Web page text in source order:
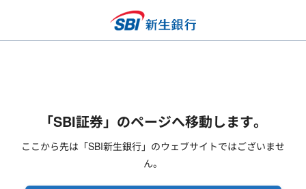
「SBI証券」のページへ移動します。
ここから先は「SBI新生銀行」のウェブサイトではございませ
ん。